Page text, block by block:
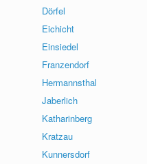
Dörfel
Eichicht
Einsiedel
Franzendorf
Hermannsthal
Jaberlich
Katharinberg
Kratzau
Kunnersdorf